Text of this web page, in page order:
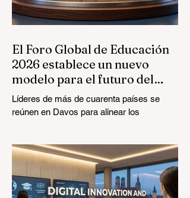
El Foro Global de Educación
2026 establece un nuevo
modelo para el futuro del
aprendizaje
Líderes de más de cuarenta países se
reúnen en Davos para alinear los
tecnológica y el crecimiento inclusivo. El
panorama de la #EducaciónGlobal está
experimentando una transformación
monumental y sin precedentes. El 4 de